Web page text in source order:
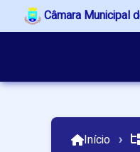
Câmara Municipal
Início ›